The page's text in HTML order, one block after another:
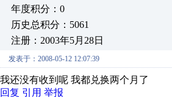
年度积分：0
历史总积分：5061
注册：2003年5月28日
发表于：2008-05-12 12:07:39
我还没有收到呢 我都兑换两个月了
回复 引用 举报